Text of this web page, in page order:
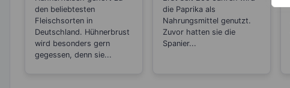
den beliebtesten
Fleischsorten in
Deutschland. Hühnerbrust
wird besonders gern
gegessen, denn sie...
Zitrone
die Paprika als
Nahrungsmittel genutzt.
Zuvor hatten sie die
Spanier...